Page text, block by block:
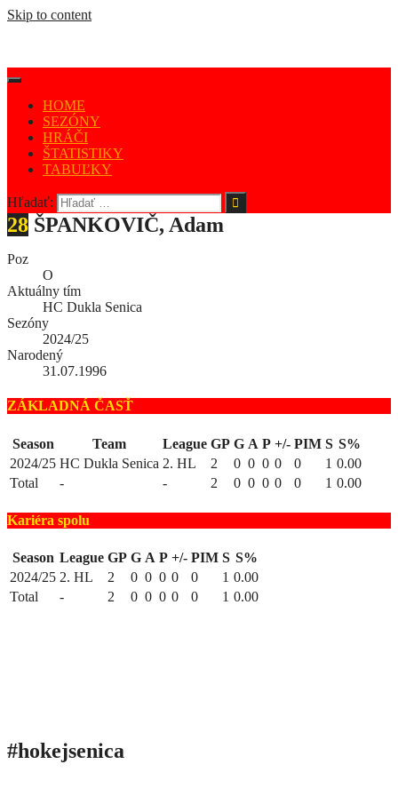
Skip to content
HOME
SEZÓNY
HRÁČI
ŠTATISTIKY
TABUĽKY
Hľadať:
28 ŠPANKOVIČ, Adam
Poz
O
Aktuálny tím
HC Dukla Senica
Sezóny
2024/25
Narodený
31.07.1996
ZÁKLADNÁ ČASŤ
Season Team League GP G A P +/- PIM S S%
2024/25 HC Dukla Senica 2. HL 2 0 0 0 0 0 1 0.00
Total
- - 2 0 0 0 0 0 1 0.00
Kariéra spolu
Season League GP G A P +/- PIM S S%
2024/25 2. HL 2 0 0 0 0 0 1 0.00
Total
- 2 0 0 0 0 0 1 0.00
#hokejsenica